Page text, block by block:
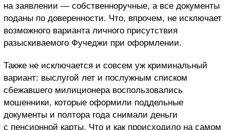
на заявлении — собственноручные, а все документы
поданы по доверенности. Что, впрочем, не исключает
возможного варианта личного присутствия
разыскиваемого Фучеджи при оформлении.
Также не исключается и совсем уж криминальный
вариант: выслугой лет и послужным списком
сбежавшего милиционера воспользовались
мошенники, которые оформили поддельные
документы и полтора года снимали деньги
с пенсионной карты. Что и как происходило на самом